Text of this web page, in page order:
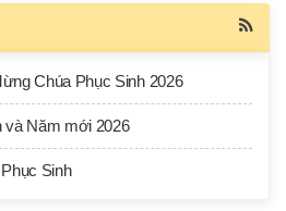
Chúa Phục Sinh 2026
và Năm mới 2026
Sinh